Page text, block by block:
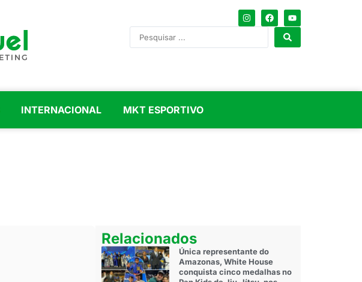
INTERNACIONAL MKT ESPORTIVO
Relacionados
Única representante do
Amazonas, White House
conquista cinco medalhas no